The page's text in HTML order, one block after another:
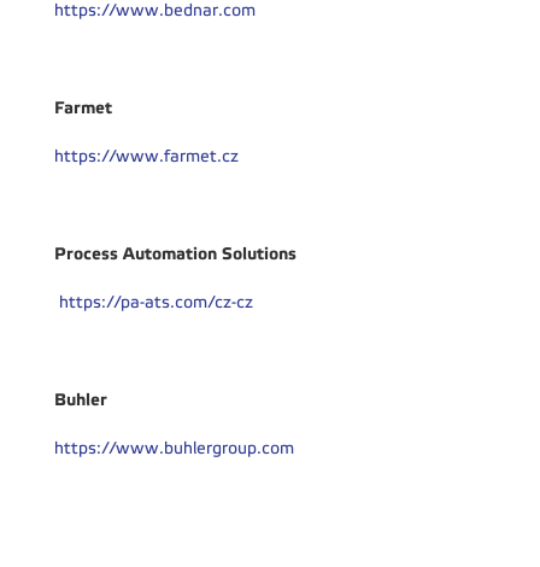
https://www.bednar.com
Farmet
https://www.farmet.cz
Process Automation Solutions
https://pa-ats.com/cz-cz
Buhler
https://www.buhlergroup.com